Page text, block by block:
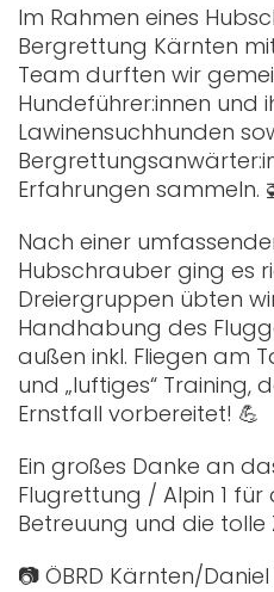
Im Rahmen eines
Bergrettung Kärnten
Team durften wir
Hundeführer:innen und
Lawinensuchhunden
Erfahrungen sammeln.
Nach einer
Hubschrauber ging es
Dreiergruppen übten
Handhabung des
außen inkl. Fliegen am
und „luftiges“ Training,
Ernstfall vorbereitet! 💪
Ein großes Danke an
Flugrettung / Alpin 1 für
Betreuung und die
📷 ÖBRD Kärnten/